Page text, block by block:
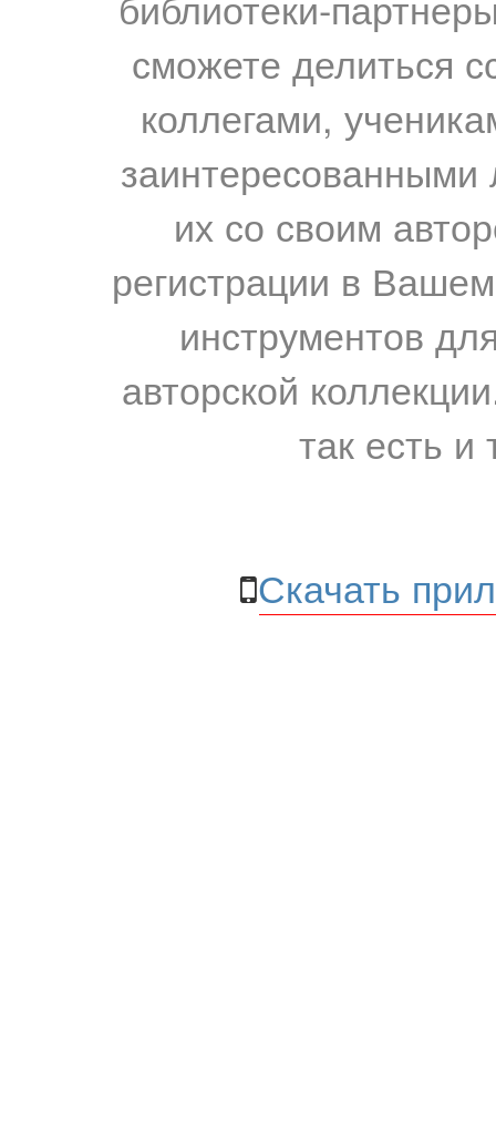
сможете делиться
коллегами,
их со своим
регистрации в
инструментов
авторской
так есть и
Скачать